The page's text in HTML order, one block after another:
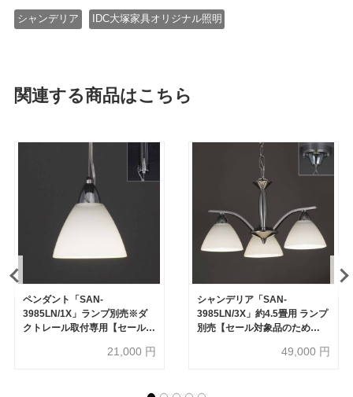
シャンデリア IDC大塚家具オリジナル照明
関連する商品はこちら
ペンダント「SAN-
3985LN/1X」ランプ別売※ダ
クトレール取付専用【セール対
21,000 円
シャンデリア「SAN-
3985LN/3X」約4.5畳用 ランプ
別売【セール対象品のため
49,000 円